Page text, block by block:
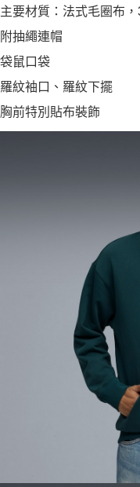
主要材質：法式毛圈布，
附抽繩連帽
袋鼠口袋
羅紋袖口、羅紋下擺
胸前特別貼布裝飾